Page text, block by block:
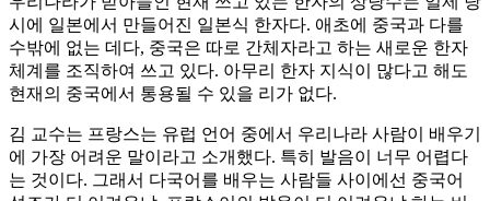
시에 일본에서 만들어진 일본식 한자다. 애초에 중국과 다를
수밖에 없는 데다, 중국은 따로 간체자라고 하는 새로운 한자
체계를 조직하여 쓰고 있다. 아무리 한자 지식이 많다고 해도
현재의 중국에서 통용될 수 있을 리가 없다.
김 교수는 프랑스는 유럽 언어 중에서 우리나라 사람이 배우기
에 가장 어려운 말이라고 소개했다. 특히 발음이 너무 어렵다
는 것이다. 그래서 다국어를 배우는 사람들 사이에선 중국어